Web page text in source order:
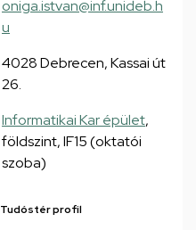
oniga.istvan@inf.unideb.h
u
4028 Debrecen, Kassai út
26.
Informatikai Kar épület,
földszint, IF15 (oktatói
szoba)
Tudóstér profil